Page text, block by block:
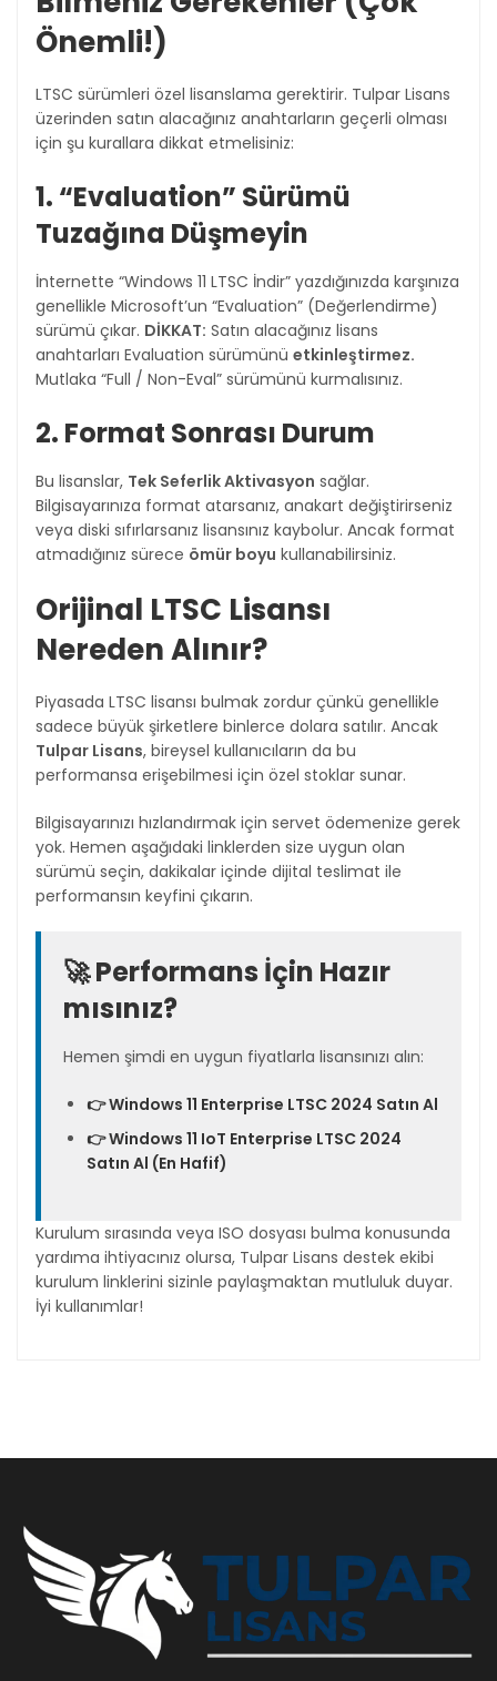
Önemli!)
LTSC sürümleri özel lisanslama gerektirir. Tulpar Lisans
üzerinden satın alacağınız anahtarların geçerli olması
için şu kurallara dikkat etmelisiniz:
1. “Evaluation” Sürümü
Tuzağına Düşmeyin
İnternette “Windows 11 LTSC İndir” yazdığınızda karşınıza
genellikle Microsoft’un “Evaluation” (Değerlendirme)
sürümü çıkar. DİKKAT: Satın alacağınız lisans
anahtarları Evaluation sürümünü etkinleştirmez.
Mutlaka “Full / Non-Eval” sürümünü kurmalısınız.
2. Format Sonrası Durum
Bu lisanslar, Tek Seferlik Aktivasyon sağlar.
Bilgisayarınıza format atarsanız, anakart değiştirirseniz
veya diski sıfırlarsanız lisansınız kaybolur. Ancak format
atmadığınız sürece ömür boyu kullanabilirsiniz.
Orijinal LTSC Lisansı
Nereden Alınır?
Piyasada LTSC lisansı bulmak zordur çünkü genellikle
sadece büyük şirketlere binlerce dolara satılır. Ancak
Tulpar Lisans, bireysel kullanıcıların da bu
performansa erişebilmesi için özel stoklar sunar.
Bilgisayarınızı hızlandırmak için servet ödemenize gerek
yok. Hemen aşağıdaki linklerden size uygun olan
sürümü seçin, dakikalar içinde dijital teslimat ile
performansın keyfini çıkarın.
🚀 Performans İçin Hazır
mısınız?
Hemen şimdi en uygun fiyatlarla lisansınızı alın:
👉 Windows 11 Enterprise LTSC 2024 Satın Al
👉 Windows 11 IoT Enterprise LTSC 2024
Satın Al (En Hafif)
Kurulum sırasında veya ISO dosyası bulma konusunda
yardıma ihtiyacınız olursa, Tulpar Lisans destek ekibi
kurulum linklerini sizinle paylaşmaktan mutluluk duyar.
İyi kullanımlar!